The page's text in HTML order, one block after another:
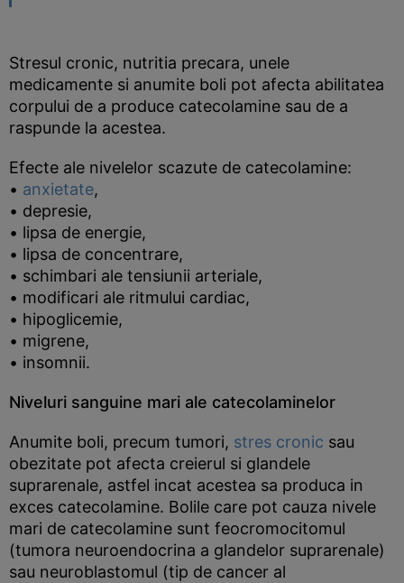
Stresul cronic, nutritia precara, unele
medicamente si anumite boli pot afecta abilitatea
corpului de a produce catecolamine sau de a
raspunde la acestea.
Efecte ale nivelelor scazute de catecolamine:
• anxietate,
• depresie,
• lipsa de energie,
• lipsa de concentrare,
• schimbari ale tensiunii arteriale,
• modificari ale ritmului cardiac,
• hipoglicemie,
• migrene,
• insomnii.
Niveluri sanguine mari ale catecolaminelor
Anumite boli, precum tumori, stres cronic sau
obezitate pot afecta creierul si glandele
suprarenale, astfel incat acestea sa produca in
exces catecolamine. Bolile care pot cauza nivele
mari de catecolamine sunt feocromocitomul
(tumora neuroendocrina a glandelor suprarenale)
sau neuroblastomul (tip de cancer al